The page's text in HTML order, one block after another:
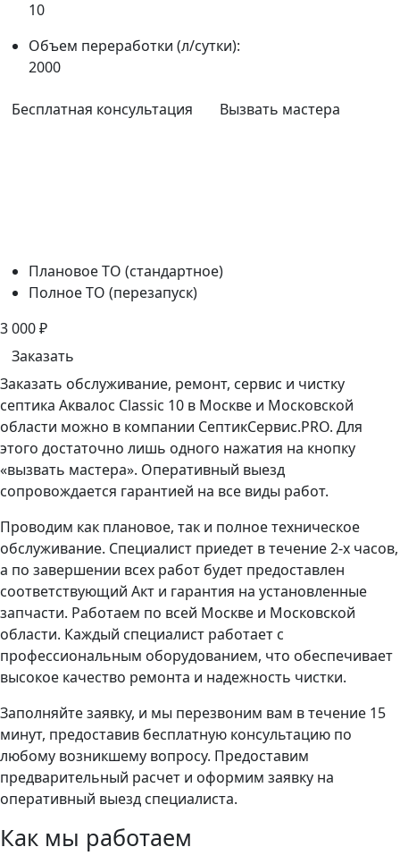
10
Объем переработки (л/сутки):
2000
Бесплатная консультация Вызвать мастера
Плановое ТО (стандартное)
Полное ТО (перезапуск)
3 000₽
Заказать
Заказать обслуживание, ремонт, сервис и чистку
септика Аквалос Classic 10 в Москве и Московской
области можно в компании СептикСервис.PRO. Для
этого достаточно лишь одного нажатия на кнопку
«вызвать мастера». Оперативный выезд
сопровождается гарантией на все виды работ.
Проводим как плановое, так и полное техническое
обслуживание. Специалист приедет в течение 2-х часов,
а по завершении всех работ будет предоставлен
соответствующий Акт и гарантия на установленные
запчасти. Работаем по всей Москве и Московской
области. Каждый специалист работает с
профессиональным оборудованием, что обеспечивает
высокое качество ремонта и надежность чистки.
Заполняйте заявку, и мы перезвоним вам в течение 15
минут, предоставив бесплатную консультацию по
любому возникшему вопросу. Предоставим
предварительный расчет и оформим заявку на
оперативный выезд специалиста.
Как мы работаем